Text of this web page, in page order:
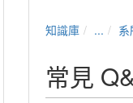
知識庫 ...
常見